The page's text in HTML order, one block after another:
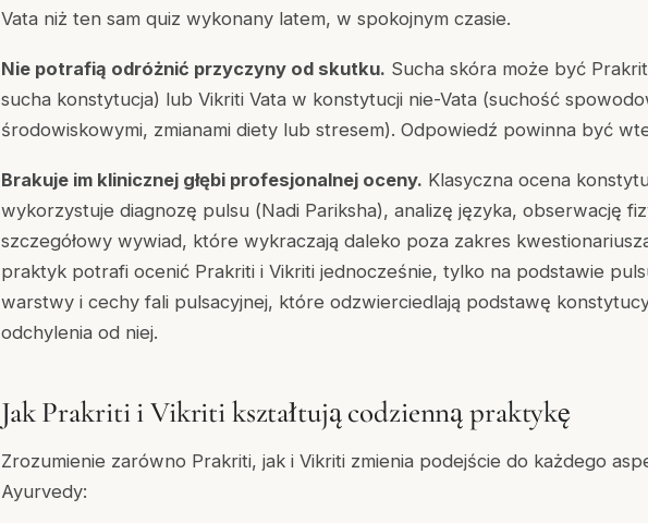
Vata niż ten sam quiz wykonany latem, w spokojnym czasie.
Nie potrafią odróżnić przyczyny od skutku. Sucha skóra może być
sucha konstytucja) lub Vikriti Vata w konstytucji nie-Vata (suchość
środowiskowymi, zmianami diety lub stresem). Odpowiedź powinna być
Brakuje im klinicznej głębi profesjonalnej oceny. Klasyczna ocena
wykorzystuje diagnozę pulsu (Nadi Pariksha), analizę języka, obserwację
szczegółowy wywiad, które wykraczają daleko poza zakres
praktyk potrafi ocenić Prakriti i Vikriti jednocześnie, tylko na podstawie
warstwy i cechy fali pulsacyjnej, które odzwierciedlają podstawę
odchylenia od niej.
Jak Prakriti i Vikriti kształtują codzienną praktykę
Zrozumienie zarówno Prakriti, jak i Vikriti zmienia podejście do każdego
Ayurvedy: